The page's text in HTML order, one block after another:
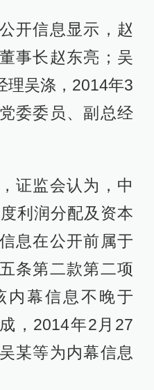
开信息显示，赵
事长赵东亮；吴
理吴涤，2014年3
委委员、副总经
证监会认为，中
利润分配及资本
息在公开前属于
条第二款第二项
内幕信息不晚于
，2014年2月27
某等为内幕信息